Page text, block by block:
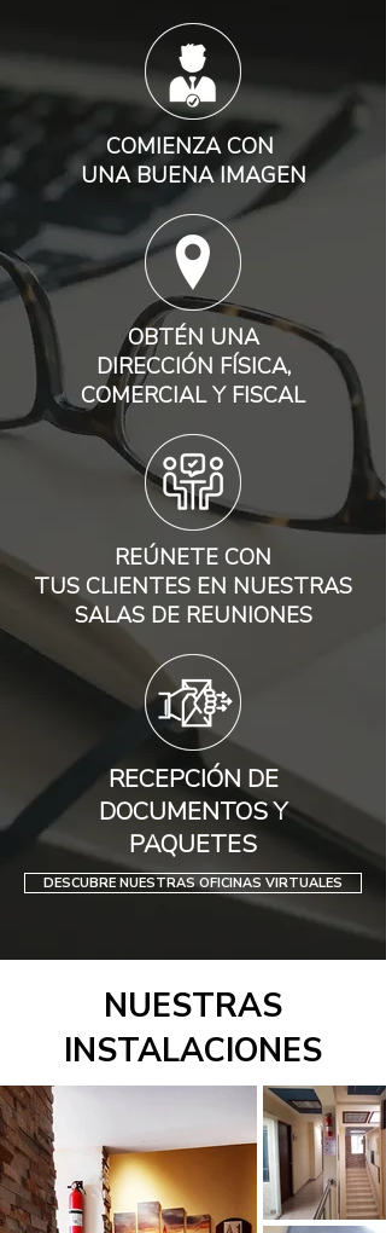
COMIENZA CON
UNA BUENA IMAGEN
OBTÉN UNA
DIRECCIÓN FÍSICA,
COMERCIAL Y FISCAL
REÚNETE CON
TUS CLIENTES EN NUESTRAS
SALAS DE REUNIONES
RECEPCIÓN DE
DOCUMENTOS Y
PAQUETES
DESCUBRE NUESTRAS OFICINAS VIRTUALES
NUESTRAS
INSTALACIONES